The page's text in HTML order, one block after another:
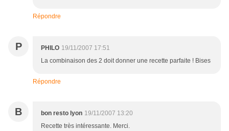
Répondre
P PHILO 19/11/2007 17:51
La combinaison des 2 doit donner une recette parfaite ! Bises
Répondre
B bon resto lyon 19/11/2007 13:20
Recette très intéressante. Merci.